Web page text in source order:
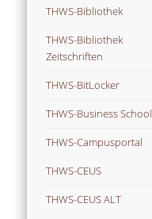
THWS-Bibliothek
THWS-Bibliothek
Zeitschriften
THWS-BitLocker
THWS-Business School
THWS-Campusportal
THWS-CEUS
THWS-CEUS ALT